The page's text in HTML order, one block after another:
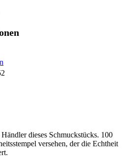
dieses Schmuckstücks. 100
versehen, der die Echtheit